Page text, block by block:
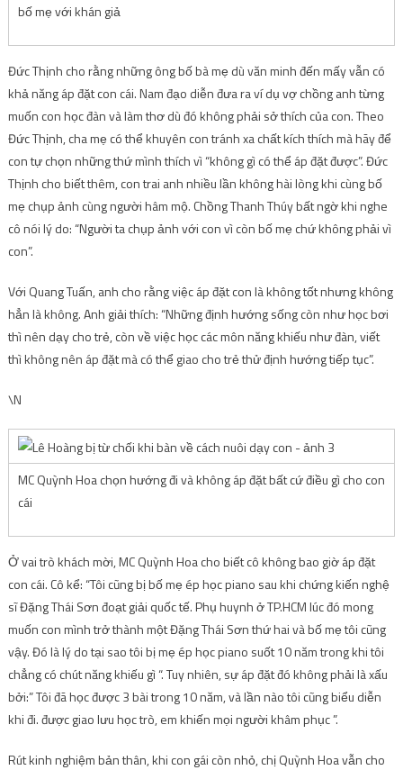
bố mẹ với khán giả
Đức Thịnh cho rằng những ông bố bà mẹ dù văn minh đến mấy vẫn có
khả năng áp đặt con cái. Nam đạo diễn đưa ra ví dụ vợ chồng anh từng
muốn con học đàn và làm thơ dù đó không phải sở thích của con. Theo
Đức Thịnh, cha mẹ có thể khuyên con tránh xa chất kích thích mà hãy để
con tự chọn những thứ mình thích vì “không gì có thể áp đặt được”. Đức
Thịnh cho biết thêm, con trai anh nhiều lần không hài lòng khi cùng bố
mẹ chụp ảnh cùng người hâm mộ. Chồng Thanh Thúy bất ngờ khi nghe
cô nói lý do: “Người ta chụp ảnh với con vì còn bố mẹ chứ không phải vì
con”.
Với Quang Tuấn, anh cho rằng việc áp đặt con là không tốt nhưng không
hẳn là không. Anh giải thích: “Những định hướng sống còn như học bơi
thì nên dạy cho trẻ, còn về việc học các môn năng khiếu như đàn, viết
thì không nên áp đặt mà có thể giao cho trẻ thử định hướng tiếp tục”.
\N
MC Quỳnh Hoa chọn hướng đi và không áp đặt bất cứ điều gì cho con
cái
Ở vai trò khách mời, MC Quỳnh Hoa cho biết cô không bao giờ áp đặt
con cái. Cô kể: “Tôi cũng bị bố mẹ ép học piano sau khi chứng kiến ​​nghệ
sĩ Đặng Thái Sơn đoạt giải quốc tế. Phụ huynh ở TP.HCM lúc đó mong
muốn con mình trở thành một Đặng Thái Sơn thứ hai và bố mẹ tôi cũng
vậy. Đó là lý do tại sao tôi bị mẹ ép học piano suốt 10 năm trong khi tôi
chẳng có chút năng khiếu gì “. Tuy nhiên, sự áp đặt đó không phải là xấu
bởi:” Tôi đã học được 3 bài trong 10 năm, và lần nào tôi cũng biểu diễn
khi đi. được giao lưu học trò, em khiến mọi người khâm phục ”.
Rút kinh nghiệm bản thân, khi con gái còn nhỏ, chị Quỳnh Hoa vẫn cho